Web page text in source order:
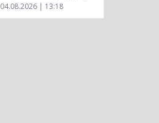
04.08.2026 | 13:18